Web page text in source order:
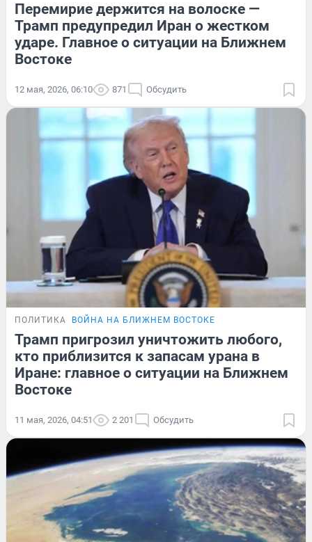
Перемирие держится на волоске —
Трамп предупредил Иран о жестком
ударе. Главное о ситуации на Ближнем
Востоке
12 мая, 2026, 06:10 871 Обсудить
ПОЛИТИКА ВОЙНА НА БЛИЖНЕМ ВОСТОКЕ
Трамп пригрозил уничтожить любого,
кто приблизится к запасам урана в
Иране: главное о ситуации на Ближнем
Востоке
11 мая, 2026, 04:51 2 201 Обсудить